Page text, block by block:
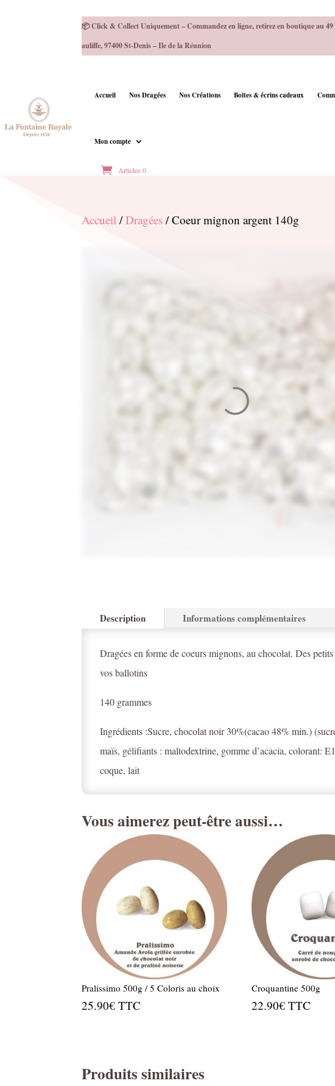
📦 Click & Collect Uniquement – Commandez en ligne, retirez en boutique au
auliffe, 97400 St-Denis – Ile de la Réunion
Accueil Nos Dragées Nos Créations Boites & écrins cadeaux
Mon compte
Articles 0
Accueil /Dragées / Coeur mignon argent 140g
Description Informations complémentaires
Dragées en forme de coeurs mignons, au chocolat. Des
vos ballotins
140 grammes
Ingrédients :Sucre, chocolat noir 30%(cacao 48% min.)
maïs, gélifiants : maltodextrine, gomme d’acacia, colorant:
coque, lait
Vous aimerez peut-être aussi…
Pralissimo 500g / 5 Coloris au choix
25.90€ TTC
Croquantine 500g
22.90€ TTC
Produits similaires